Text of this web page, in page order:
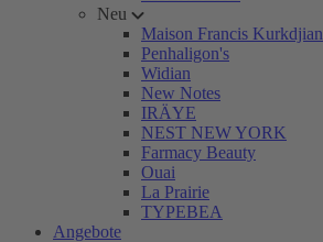
Neu
Maison Francis Kurkdjian
Penhaligon's
Widian
New Notes
IRÄYE
NEST NEW YORK
Farmacy Beauty
Ouai
La Prairie
TYPEBEA
Angebote